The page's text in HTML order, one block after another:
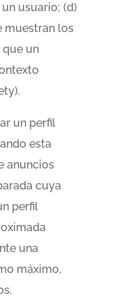
usuario; (d)
muestran los
que un
un perfil
esta
anuncios
cuya
perfil
una
máximo,